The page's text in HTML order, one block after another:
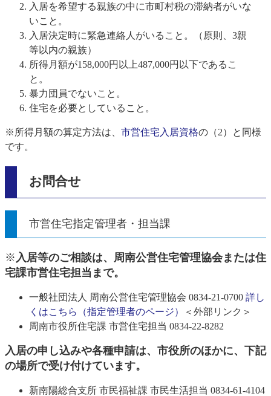
入居を希望する親族の中に市町村税の滞納者がいな
いこと。
入居決定時に緊急連絡人がいること。（原則、3親
等以内の親族）
所得月額が158,000円以上487,000円以下であるこ
と。
暴力団員でないこと。
住宅を必要としていること。
※所得月額の算定方法は、 市営住宅入居資格の（2）と同様
です。
お問合せ
市営住宅指定管理者・担当課
※ 入居等のご相談は、周南公営住宅管理協会または住
宅課市営住宅担当まで。
一般社団法人 周南公営住宅管理協会 0834‐21‐0700 詳し
くはこちら（指定管理者のページ）
＜外部リンク＞
周南市役所住宅課 市営住宅担当 0834-22-8282
入居の申し込みや各種申請は、市役所のほかに、下記
の場所で受け付けています。
新南陽総合支所 市民福祉課 市民生活担当 0834‐61‐4104